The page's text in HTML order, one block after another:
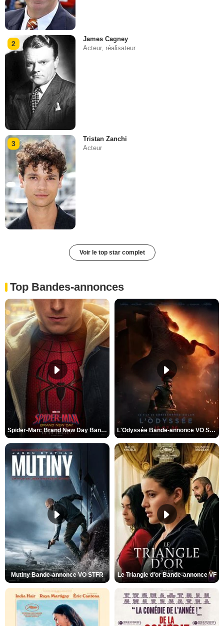
2
James Cagney
Acteur, réalisateur
3
Tristan Zanchi
Acteur
Voir le top star complet
Top Bandes-annonces
Spider-Man: Brand New Day Bande-annonce VO STFR L'Odyssée Bande-annonce VO STFR
Mutiny Bande-annonce VO STFR Le Triangle d'or Bande-annonce VF